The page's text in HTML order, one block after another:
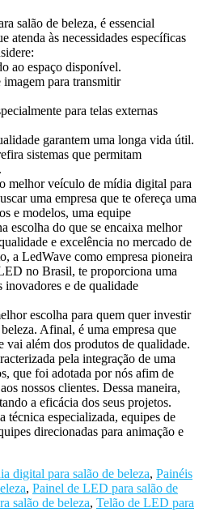
salão de beleza, é essencial
atenda às necessidades específicas
ao espaço disponível.
para transmitir
para telas externas
garantem uma longa vida útil.
sistemas que permitam
melhor veículo de mídia digital para
uma empresa que te ofereça uma
e modelos, uma equipe
escolha do que se encaixa melhor
e excelência no mercado de
a LedWave como empresa pioneira
no Brasil, te proporciona uma
inovadores e de qualidade
escolha para quem quer investir
Afinal, é uma empresa que
vai além dos produtos de qualidade.
pela integração de uma
que foi adotada por nós afim de
nossos clientes. Dessa maneira,
a eficácia dos seus projetos.
técnica especializada, equipes de
direcionadas para animação e
digital para salão de beleza, Painéis
, Painel de LED para salão de
salão de beleza, Telão de LED para